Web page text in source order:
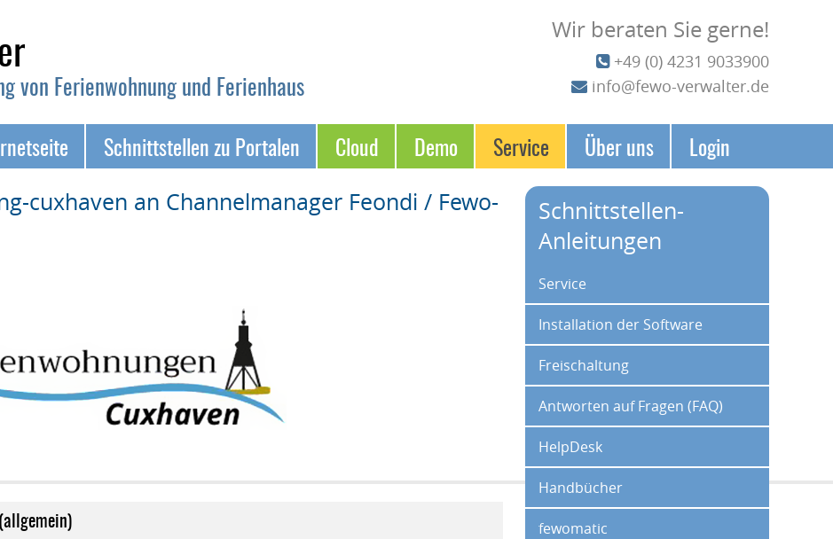
von Ferienwohnung und Ferienhaus
Wir beraten Sie gerne!
+49 (0) 4231 9033900
info@fewo-verwalter.de
Schnittstellen zu Portalen Cloud Demo Service Über uns Login
cuxhaven an Channelmanager Feondi / Fewo-
Schnittstellen-
Anleitungen
Navigation überspringen
Service
Installation der Software
Freischaltung
Antworten auf Fragen (FAQ)
HelpDesk
Handbücher
fewomatic